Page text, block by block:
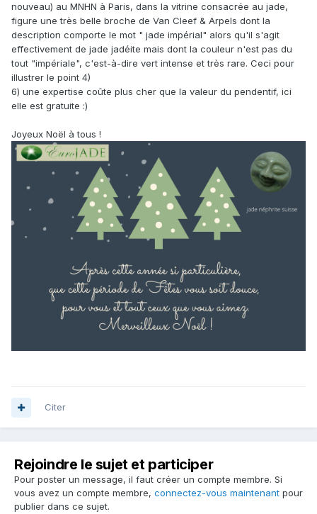
nouveau) au MNHN à Paris, dans la vitrine consacrée au jade,
figure une très belle broche de Van Cleef & Arpels dont la
description comporte le mot " jade impérial" alors qu'il s'agit
effectivement de jade jadéite mais dont la couleur n'est pas du
tout "impériale", c'est-à-dire vert intense et très rare. Ceci pour
illustrer le point 4)
6) une expertise coûte plus cher que la valeur du pendentif, ici
elle est gratuite :)
Joyeux Noël à tous !
Citer
Rejoindre le sujet et participer
Pour poster un message, il faut créer un compte membre. Si
vous avez un compte membre, connectez-vous maintenant pour
publier dans ce sujet.